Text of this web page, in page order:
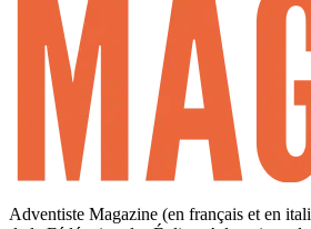
Adventiste Magazine (en français et en